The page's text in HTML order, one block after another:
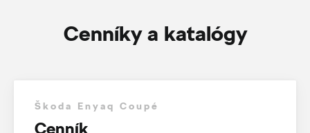
Cenníky a katalógy
Škoda Enyaq Coupé
Cenník